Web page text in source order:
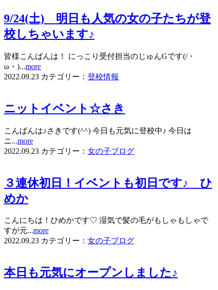
9/24(土) 明日も人気の女の子たちが登
校しちゃいます♪
皆様こんばんは！ にっこり受付担当のじゅんGです(/・
ω・)...more
2022.09.23 カテゴリー： 登校情報
ニットイベント☆さき
こんばんは♪さきです(^^) 今日も元気に登校中♪ 今日は
ニ...more
2022.09.23 カテゴリー： 女の子ブログ
３連休初日！イベントも初日です♪ ひ
めか
こんにちは！ひめかです♡ 湿気で髪の毛がもしゃもしゃで
すが元...more
2022.09.23 カテゴリー： 女の子ブログ
本日も元気にオープンしました♪